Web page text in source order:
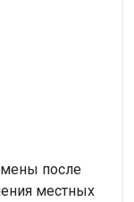
после
местных